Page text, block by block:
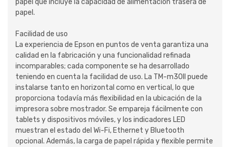
papel que incluye la capacidad de alimentación trasera de
papel.
Facilidad de uso
La experiencia de Epson en puntos de venta garantiza una
calidad en la fabricación y una funcionalidad refinada
incomparables; cada componente se ha desarrollado
teniendo en cuenta la facilidad de uso. La TM-m30II puede
instalarse tanto en horizontal como en vertical, lo que
proporciona todavía más flexibilidad en la ubicación de la
impresora sobre mostrador. Se empareja fácilmente con
tablets y dispositivos móviles, y los indicadores LED
muestran el estado del Wi-Fi, Ethernet y Bluetooth
opcional. Además, la carga de papel rápida y flexible permite